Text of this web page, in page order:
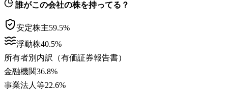
誰がこの会社の株を持ってる？
安定株主59.5%
浮動株40.5%
所有者別内訳（有価証券報告書）
金融機関36.8%
事業法人等22.6%